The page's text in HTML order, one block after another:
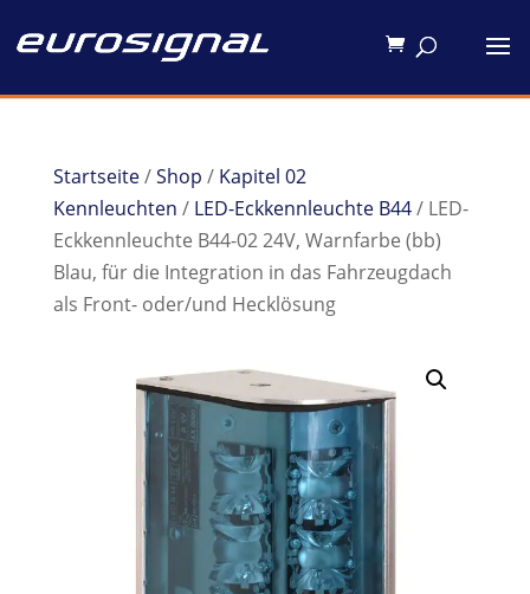
Startseite/Shop / Kapitel 02
Kennleuchten / LED-Eckkennleuchte B44/ LED-
Eckkennleuchte B44-02 24V, Warnfarbe (bb)
Blau, für die Integration in das Fahrzeugdach
als Front- oder/und Hecklösung